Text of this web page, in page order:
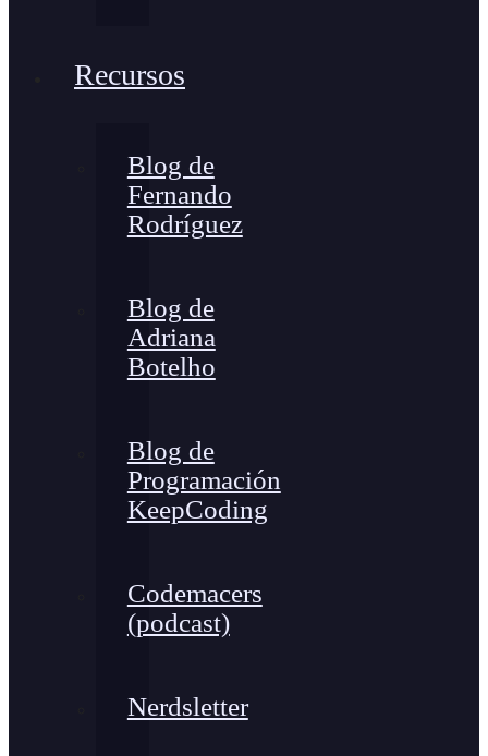
Recursos
Blog de
Fernando
Rodríguez
Blog de
Adriana
Botelho
Blog de
Programación
KeepCoding
Codemacers
(podcast)
Nerdsletter